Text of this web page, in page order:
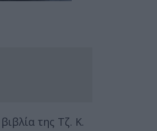
της Τζ. Κ.